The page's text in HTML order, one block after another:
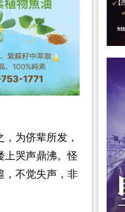
为侪辈所发，
上哭声鼎沸。怪
，不觉失声，非